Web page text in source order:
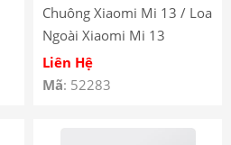
Chuông Xiaomi Mi 13 / Loa
Ngoài Xiaomi Mi 13
Liên Hệ
Mã: 52283